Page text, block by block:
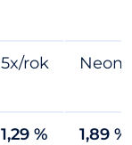
5x/rok
1,29 %
1,89